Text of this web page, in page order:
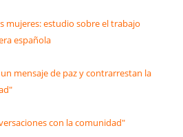
mujeres: estudio sobre el trabajo
española
mensaje de paz y contrarrestan la
con la comunidad"